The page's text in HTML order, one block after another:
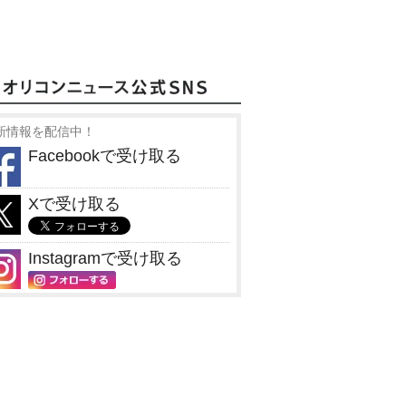
情報を配信中！
Facebookで受け取る
Xで受け取る
Instagramで受け取る